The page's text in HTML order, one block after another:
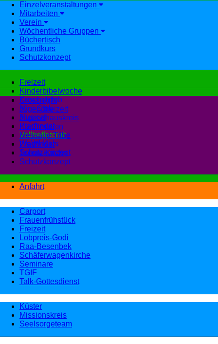
Einzelveranstaltungen
Mitarbeiten
Verein
Wöchentliche Gruppen
Büchertisch
Grundkurs
Schutzkonzept
Freizeit
Kinderbibelwoche
Kuschelclub
Mini-Club
Musical
Pfadfinder
Volltrefferclub
WoW!-Kids
Schutzkonzept
Crossnight
Jugendfreizeit
Jugendhauskreis
Konfirmation
Message Tribe
Pfadfinder
Teenie-Kirche
Schutzkonzept
Anfahrt
Carport
Frauenfrühstück
Freizeit
Lobpreis-Godi
Raa-Besenbek
Schäferwagenkirche
Seminare
TGIF
Talk-Gottesdienst
Küster
Missionskreis
Seelsorgeteam